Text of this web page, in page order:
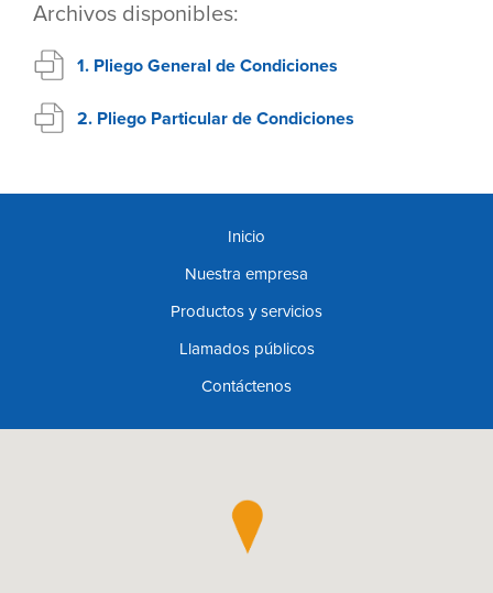
Archivos disponibles:
1. Pliego General de Condiciones
2. Pliego Particular de Condiciones
Inicio
Nuestra empresa
Productos y servicios
Llamados públicos
Contáctenos